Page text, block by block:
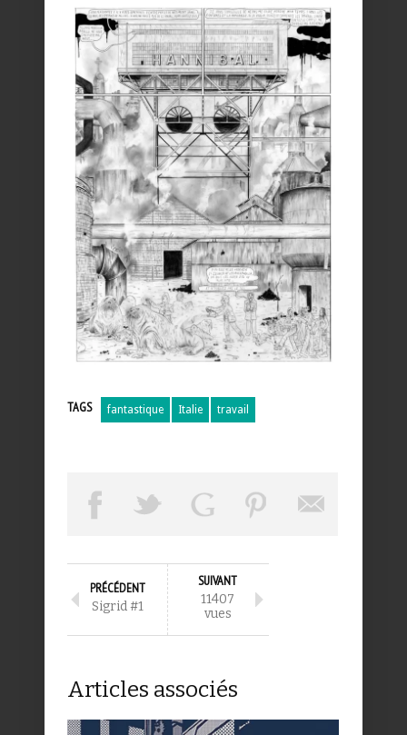
TAGS fantastique Italie travail
PRÉCÉDENT
Sigrid #1
SUIVANT
11407
vues
Articles associés